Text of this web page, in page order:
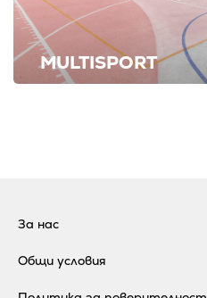
MULTISPORT
За нас
Общи условия